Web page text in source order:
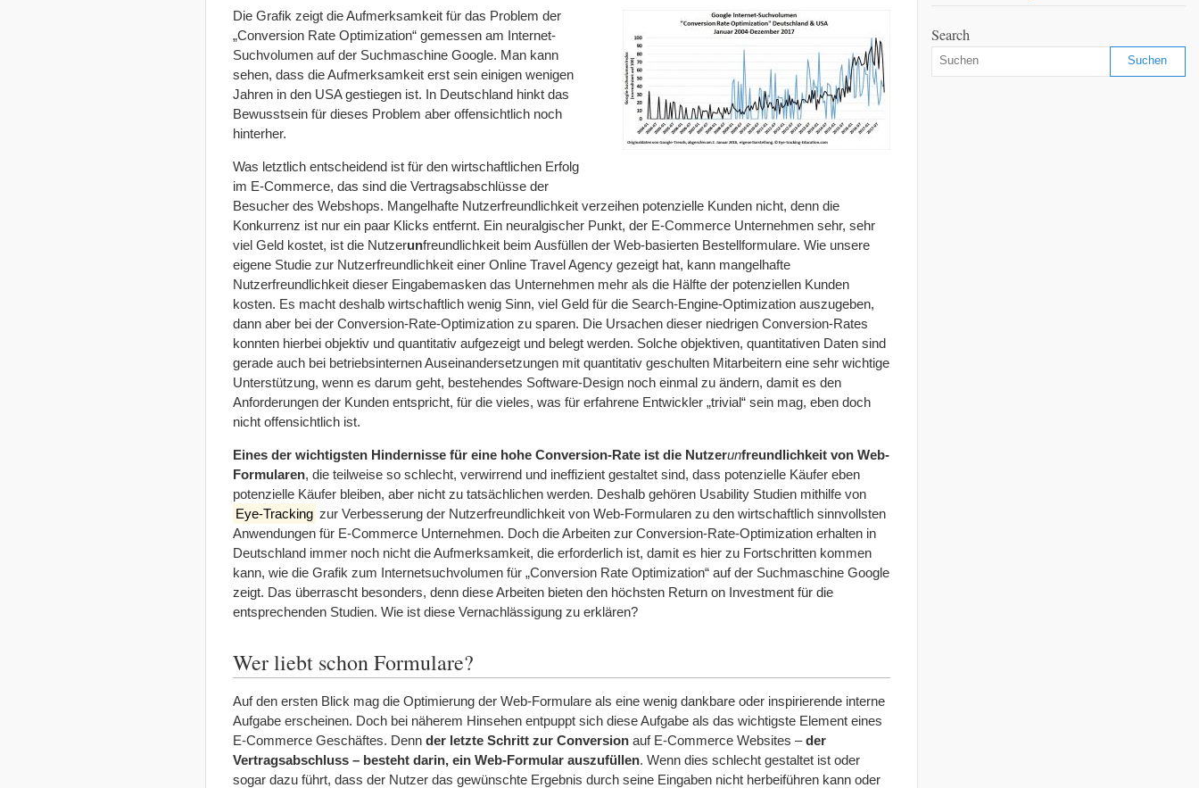
Die Grafik zeigt die Aufmerksamkeit für das Problem der
„Conversion Rate Optimization“ gemessen am Internet-
Suchvolumen auf der Suchmaschine Google. Man kann
sehen, dass die Aufmerksamkeit erst sein einigen wenigen
Jahren in den USA gestiegen ist. In Deutschland hinkt das
Bewusstsein für dieses Problem aber offensichtlich noch
hinterher.
Was letztlich entscheidend ist für den wirtschaftlichen Erfolg
im E-Commerce, das sind die Vertragsabschlüsse der
Besucher des Webshops. Mangelhafte Nutzerfreundlichkeit verzeihen potenzielle Kunden nicht, denn die
Konkurrenz ist nur ein paar Klicks entfernt. Ein neuralgischer Punkt, der E-Commerce Unternehmen sehr, sehr
viel Geld kostet, ist die Nutzerunfreundlichkeit beim Ausfüllen der Web-basierten Bestellformulare. Wie unsere
eigene Studie zur Nutzerfreundlichkeit einer Online Travel Agency gezeigt hat, kann mangelhafte
Nutzerfreundlichkeit dieser Eingabemasken das Unternehmen mehr als die Hälfte der potenziellen Kunden
kosten. Es macht deshalb wirtschaftlich wenig Sinn, viel Geld für die Search-Engine-Optimization auszugeben,
dann aber bei der Conversion-Rate-Optimization zu sparen. Die Ursachen dieser niedrigen Conversion-Rates
konnten hierbei objektiv und quantitativ aufgezeigt und belegt werden. Solche objektiven, quantitativen Daten sind
gerade auch bei betriebsinternen Auseinandersetzungen mit quantitativ geschulten Mitarbeitern eine sehr wichtige
Unterstützung, wenn es darum geht, bestehendes Software-Design noch einmal zu ändern, damit es den
Anforderungen der Kunden entspricht, für die vieles, was für erfahrene Entwickler „trivial“ sein mag, eben doch
nicht offensichtlich ist.
Eines der wichtigsten Hindernisse für eine hohe Conversion-Rate ist die Nutzerunfreundlichkeit von Web-
Formularen, die teilweise so schlecht, verwirrend und ineffizient gestaltet sind, dass potenzielle Käufer eben
potenzielle Käufer bleiben, aber nicht zu tatsächlichen werden. Deshalb gehören Usability Studien mithilfe von
Eye-Tracking zur Verbesserung der Nutzerfreundlichkeit von Web-Formularen zu den wirtschaftlich sinnvollsten
Anwendungen für E-Commerce Unternehmen. Doch die Arbeiten zur Conversion-Rate-Optimization erhalten in
Deutschland immer noch nicht die Aufmerksamkeit, die erforderlich ist, damit es hier zu Fortschritten kommen
kann, wie die Grafik zum Internetsuchvolumen für „Conversion Rate Optimization“ auf der Suchmaschine Google
zeigt. Das überrascht besonders, denn diese Arbeiten bieten den höchsten Return on Investment für die
entsprechenden Studien. Wie ist diese Vernachlässigung zu erklären?
Wer liebt schon Formulare?
Auf den ersten Blick mag die Optimierung der Web-Formulare als eine wenig dankbare oder inspirierende interne
Aufgabe erscheinen. Doch bei näherem Hinsehen entpuppt sich diese Aufgabe als das wichtigste Element eines
E-Commerce Geschäftes. Denn der letzte Schritt zur Conversion auf E-Commerce Websites –der
Vertragsabschluss – besteht darin, ein Web-Formular auszufüllen. Wenn dies schlecht gestaltet ist oder
sogar dazu führt, dass der Nutzer das gewünschte Ergebnis durch seine Eingaben nicht herbeiführen kann oder
Search